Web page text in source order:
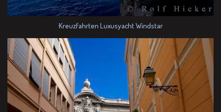
Kreuzfahrten Luxusyacht Windstar